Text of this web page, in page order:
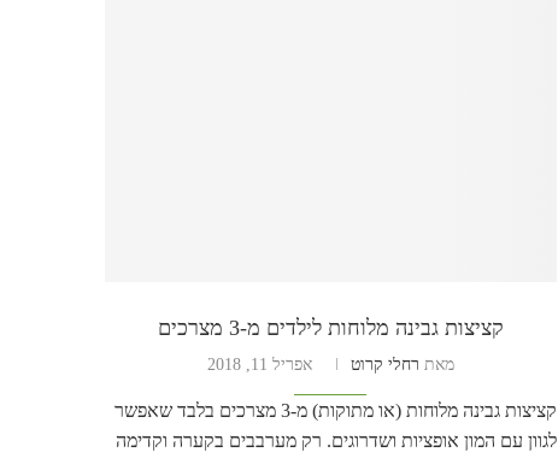
קציצות גבינה מלוחות לילדים מ-3 מצרכים
מאת רחלי קרוט אפריל 11, 2018
קציצות גבינה מלוחות (או מתוקות) מ-3 מצרכים בלבד שאפשר
לגוון עם המון אופציות ושדרוגים. רק מערבבים בקערה וקדימה